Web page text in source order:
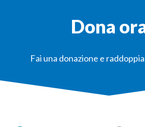
Dona
Fai una donazione e